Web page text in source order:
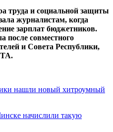
труда и социальной защиты
журналистам, когда
зарплат бюджетников.
после совместного
и Совета Республики,
нашли новый хитроумный
начислили такую